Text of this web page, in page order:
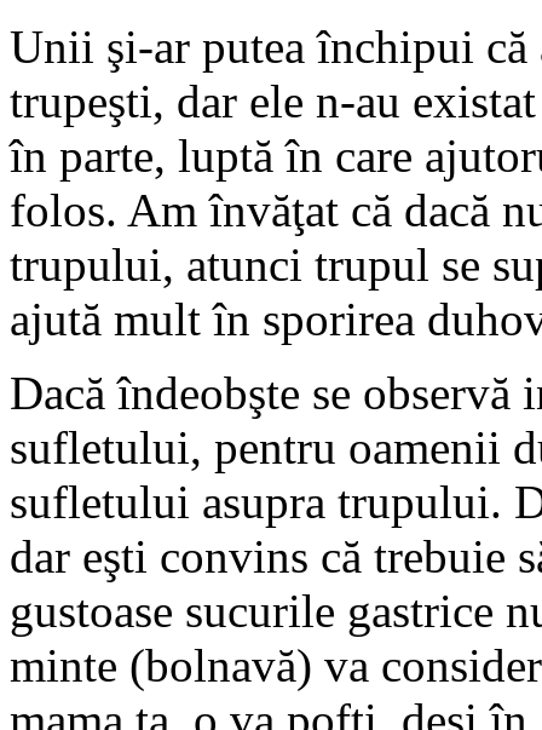
Unii şi-ar putea închipui
trupeşti, dar ele n-au
în parte, luptă în care
folos. Am învăţat că dacă
trupului, atunci trupul se
ajută mult în sporirea
Dacă îndeobşte se
sufletului, pentru oamenii
sufletului asupra trupului.
dar eşti convins că trebuie
gustoase sucurile gastrice
minte (bolnavă) va
mama ta, o va pofti, deşi în